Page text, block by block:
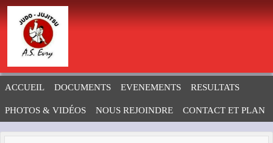
ACCUEIL DOCUMENTS EVENEMENTS RESULTATS
PHOTOS & VIDÉOS NOUS REJOINDRE CONTACT ET PLAN
Panneau de gestion des cookies